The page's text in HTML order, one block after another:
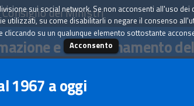
dei Ministri
e il coordinamento
1967 a oggi
sui social network. Se non acconsenti all'uso
utilizzati, su come disabilitarli o negare il consenso
cliccando su un qualunque elemento sottostante
Acconsento